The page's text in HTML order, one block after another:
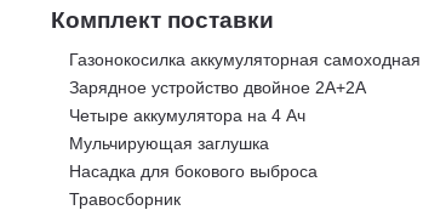
Комплект поставки
Газонокосилка аккумуляторная
Зарядное устройство двойное 2А+2А
Четыре аккумулятора на 4 Ач
Мульчирующая заглушка
Насадка для бокового выброса
Травосборник